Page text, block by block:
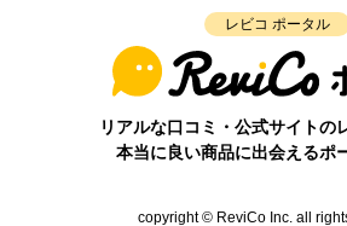
レビコ ポータル
リアルな口コミ・公式サイトの
本当に良い商品に出会えるポ
copyright © ReviCo Inc. all